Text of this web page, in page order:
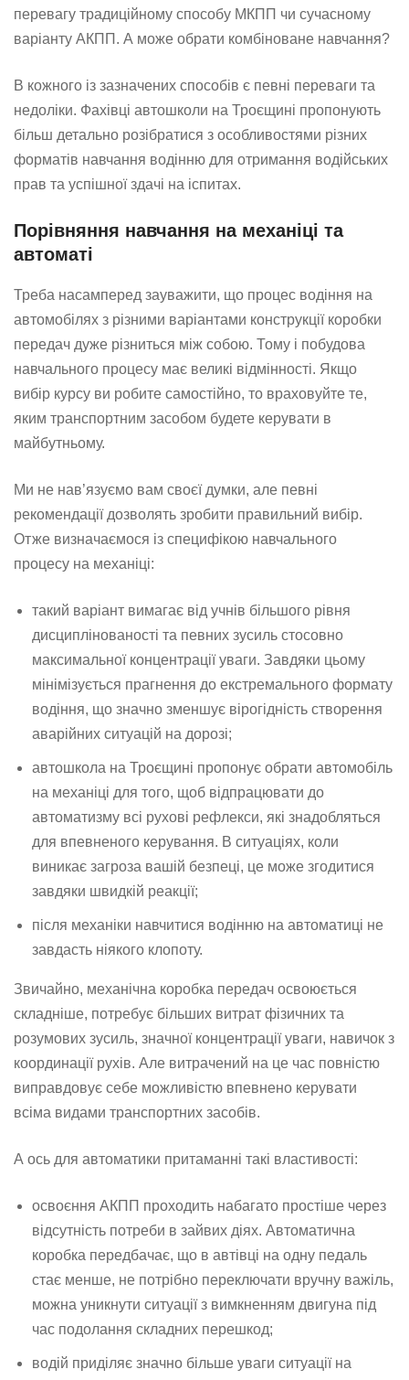
перевагу традиційному способу МКПП чи сучасному
варіанту АКПП. А може обрати комбіноване навчання?
В кожного із зазначених способів є певні переваги та
недоліки. Фахівці автошколи на Троєщині пропонують
більш детально розібратися з особливостями різних
форматів навчання водінню для отримання водійських
прав та успішної здачі на іспитах.
Порівняння навчання на механіці та
автоматі
Треба насамперед зауважити, що процес водіння на
автомобілях з різними варіантами конструкції коробки
передач дуже різниться між собою. Тому і побудова
навчального процесу має великі відмінності. Якщо
вибір курсу ви робите самостійно, то враховуйте те,
яким транспортним засобом будете керувати в
майбутньому.
Ми не нав’язуємо вам своєї думки, але певні
рекомендації дозволять зробити правильний вибір.
Отже визначаємося із специфікою навчального
процесу на механіці:
такий варіант вимагає від учнів більшого рівня
дисциплінованості та певних зусиль стосовно
максимальної концентрації уваги. Завдяки цьому
мінімізується прагнення до екстремального формату
водіння, що значно зменшує вірогідність створення
аварійних ситуацій на дорозі;
автошкола на Троєщині пропонує обрати автомобіль
на механіці для того, щоб відпрацювати до
автоматизму всі рухові рефлекси, які знадобляться
для впевненого керування. В ситуаціях, коли
виникає загроза вашій безпеці, це може згодитися
завдяки швидкій реакції;
після механіки навчитися водінню на автоматиці не
завдасть ніякого клопоту.
Звичайно, механічна коробка передач освоюється
складніше, потребує більших витрат фізичних та
розумових зусиль, значної концентрації уваги, навичок з
координації рухів. Але витрачений на це час повністю
виправдовує себе можливістю впевнено керувати
всіма видами транспортних засобів.
А ось для автоматики притаманні такі властивості:
освоєння АКПП проходить набагато простіше через
відсутність потреби в зайвих діях. Автоматична
коробка передбачає, що в автівці на одну педаль
стає менше, не потрібно переключати вручну важіль,
можна уникнути ситуації з вимкненням двигуна під
час подолання складних перешкод;
водій приділяє значно більше уваги ситуації на